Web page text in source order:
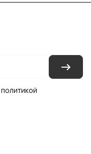
политикой